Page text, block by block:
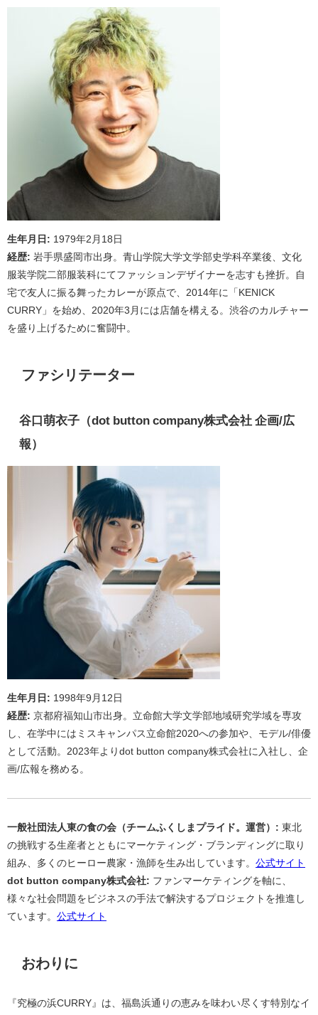
生年月日: 1979年2月18日
経歴: 岩手県盛岡市出身。青山学院大学文学部史学科卒業後、文化
服装学院二部服装科にてファッションデザイナーを志すも挫折。自
宅で友人に振る舞ったカレーが原点で、2014年に「KENICK
CURRY」を始め、2020年3月には店舗を構える。渋谷のカルチャー
を盛り上げるために奮闘中。
ファシリテーター
谷口萌衣子（dot button company株式会社 企画/広
報）
生年月日: 1998年9月12日
経歴: 京都府福知山市出身。立命館大学文学部地域研究学域を専攻
し、在学中にはミスキャンパス立命館2020への参加や、モデル/俳優
として活動。2023年よりdot button company株式会社に入社し、企
画/広報を務める。
一般社団法人東の食の会（チームふくしまプライド。運営）: 東北
の挑戦する生産者とともにマーケティング・ブランディングに取り
組み、多くのヒーロー農家・漁師を生み出しています。 公式サイト
dot button company株式会社: ファンマーケティングを軸に、
様々な社会問題をビジネスの手法で解決するプロジェクトを推進し
ています。 公式サイト
おわりに
『究極の浜CURRY』は、福島浜通りの恵みを味わい尽くす特別なイ